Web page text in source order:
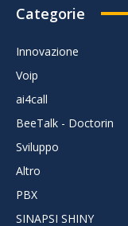
Categorie
Innovazione
Voip
ai4call
BeeTalk - Doctorin
Sviluppo
Altro
PBX
SINAPSI SHINY